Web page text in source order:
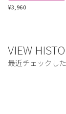
¥3,960